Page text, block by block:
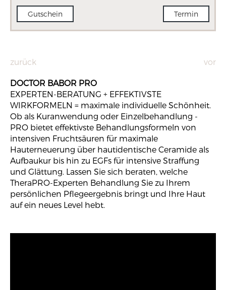
Gutschein Termin
zurück vor
DOCTOR BABOR PRO
EXPERTEN-BERATUNG + EFFEKTIVSTE
WIRKFORMELN = maximale individuelle Schönheit.
Ob als Kuranwendung oder Einzelbehandlung -
PRO bietet effektivste Behandlungsformeln von
intensiven Fruchtsäuren für maximale
Hauterneuerung über hautidentische Ceramide als
Aufbaukur bis hin zu EGFs für intensive Straffung
und Glättung. Lassen Sie sich beraten, welche
TheraPRO-Experten Behandlung Sie zu Ihrem
persönlichen Pflegeergebnis bringt und Ihre Haut
auf ein neues Level hebt.